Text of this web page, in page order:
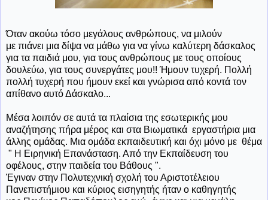
Όταν ακούω τόσο μεγάλους ανθρώπους, να μιλούν
με πιάνει μια δίψα να μάθω για να γίνω καλύτερη δάσκαλος
για τα παιδιά μου, για τους ανθρώπους με τους οποίους
δουλεύω, για τους συνεργάτες μου!! Ήμουν τυχερή. Πολλή
πολλή τυχερή που ήμουν εκεί και γνώρισα από κοντά τον
απίθανο αυτό Δάσκαλο...
Μέσα λοιπόν σε αυτά τα πλαίσια της εσωτερικής μου
αναζήτησης πήρα μέρος και στα Βιωματικά εργαστήρια μια
άλλης ομάδας. Μια ομάδα εκπαιδευτική και όχι μόνο με θέμα
" Η Ειρηνική Επανάσταση. Από την Εκπαίδευση του
οφέλους, στην παιδεία του Βάθους ".
Έγιναν στην Πολυτεχνική σχολή του Αριστοτέλειου
Πανεπιστήμιου και κύριος εισηγητής ήταν ο καθηγητής